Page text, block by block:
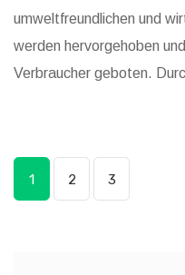
umweltfreundlichen und
werden hervorgehoben
Verbraucher geboten.
Energiealternative sein
1 2 3